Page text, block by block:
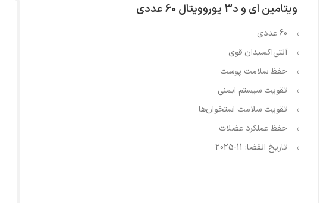
ویتامین ای و د3 یوروویتال 60 عددی
60 عددی
آنتی‌اکسیدان قوی
حفظ سلامت پوست
تقویت سیستم ایمنی
تقویت سلامت استخوان‌ها
حفظ عملکرد عضلات
تاریخ انقضا: 11-2025